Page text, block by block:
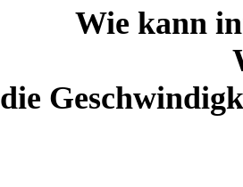
Wie kann
die